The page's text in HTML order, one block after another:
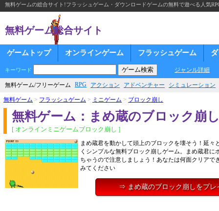
無料ゲームの総合サイト!フラッシュゲーム・ダウンロードゲームの無料で遊べる人気
無料ゲーム総合サイト
ゲームトップ オンラインゲーム フラッシュゲーム
キーワード ジャンル詳細
無料ゲーム/フリーゲーム RPG アクション アドベンチャー シミュレーション
無料ゲーム > フラッシュゲーム > ミニゲーム > ブロック崩し
無料ゲーム：まめ蔵のブロック崩
[ オンラインミニゲームブロック崩し ]
まめ蔵君を動かして頭上のブロックを壊そう！延々
くシンプルな無料ブロック崩しゲーム。まめ蔵君に
ちゃうので注意しましょう！あなたは何面クリアで
みてください
⇒ まめ蔵のブロック崩しをプレ